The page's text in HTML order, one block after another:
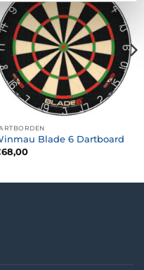
Blade 6 Dartboard
68,00